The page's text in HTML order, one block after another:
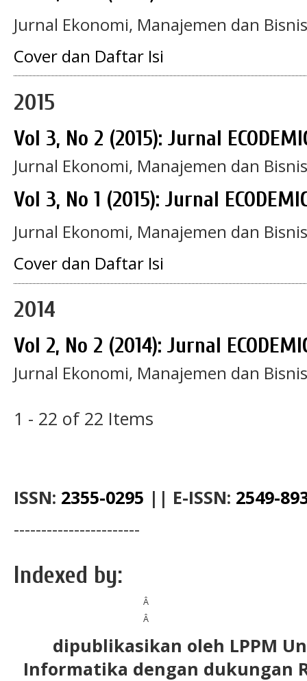
Jurnal Ekonomi, Manajemen dan Bisnis
Cover dan Daftar Isi
2015
Vol 3, No 2 (2015): Jurnal
Jurnal Ekonomi, Manajemen dan Bisnis
Vol 3, No 1 (2015): Jurnal
Jurnal Ekonomi, Manajemen dan Bisnis
Cover dan Daftar Isi
2014
Vol 2, No 2 (2014): Jurnal
Jurnal Ekonomi, Manajemen dan Bisnis
1 - 22 of 22 Items
ISSN: 2355-0295 || E-ISSN: 2549-
-----------------------
Indexed by:
Â
Â
dipublikasikan oleh LPPM
Informatika dengan dukungan